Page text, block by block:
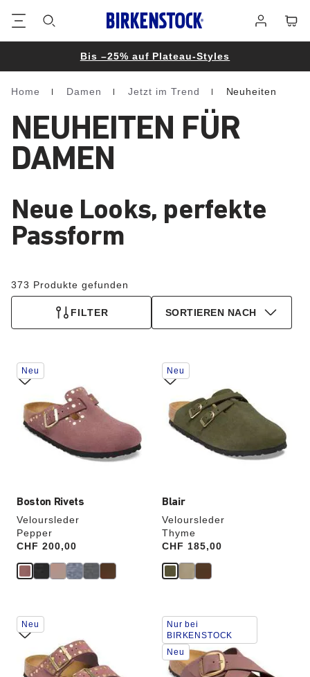
Bis –25% auf Plateau-Styles
Homepage
Home Damen Jetzt im Trend Neuheiten
NEUHEITEN FÜR
DAMEN
Neue Looks, perfekte
Passform
373 Produkte gefunden
FILTER SORTIEREN NACH
Boston Rivets
Veloursleder
Pepper
Price:
CHF 200,00
Durch
Anklicken
der
Farben
werden
die
Produktbilder
aktualisiert.
Neu
Blair
Veloursleder
Thyme
Price:
CHF 185,00
Durch
Anklicken
der
Farben
werden
die
Produktbilder
aktualisiert.
Neu
Durch
Anklicken
der
Farben
werden
Neu
Durch
Anklicken
der
Farben
werden
Nur bei
BIRKENSTOCK
Neu